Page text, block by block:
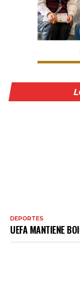
DEPORTES
UEFA MANTIENE